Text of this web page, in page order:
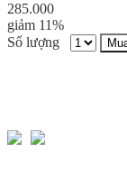
285.000
giảm 11%
Số lượng